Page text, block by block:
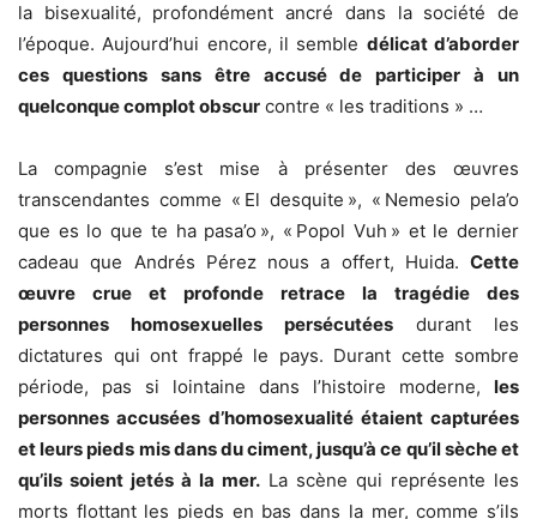
la bisexualité, profondément ancré dans la société de
l’époque. Aujourd’hui encore, il semble délicat d’aborder
ces questions sans être accusé de participer à un
quelconque complot obscur contre « les traditions » …
La compagnie s’est mise à présenter des œuvres
transcendantes comme « El desquite », « Nemesio pela’o
que es lo que te ha pasa’o », « Popol Vuh » et le dernier
cadeau que Andrés Pérez nous a offert, Huida. Cette
œuvre crue et profonde retrace la tragédie des
personnes homosexuelles persécutées durant les
dictatures qui ont frappé le pays. Durant cette sombre
période, pas si lointaine dans l’histoire moderne, les
personnes accusées d’homosexualité étaient capturées
et leurs pieds mis dans du ciment, jusqu’à ce qu’il sèche et
qu’ils soient jetés à la mer. La scène qui représente les
morts flottant les pieds en bas dans la mer, comme s’ils